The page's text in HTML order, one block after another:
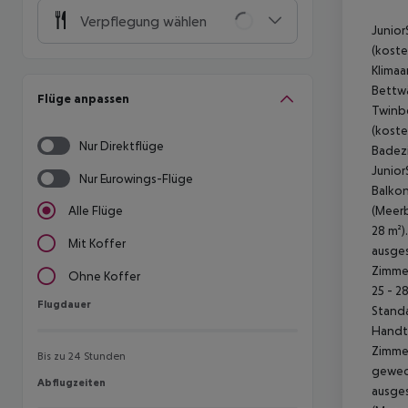
Verpflegung wählen
Flüge anpassen
Nur Direktflüge
Nur Eurowings-Flüge
Alle Flüge
Mit Koffer
Ohne Koffer
Flugdauer
Flugdauer
Bis zu 24 Stunden
Abflugzeiten
Abflugzeiten
28
25 -